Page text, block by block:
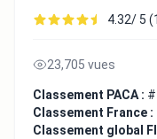
4.32/ 5
23,705 vues
Classement PACA :
Classement France :
Classement global